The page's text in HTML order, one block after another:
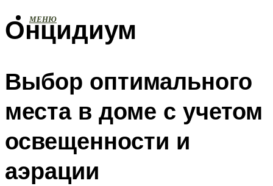
МЕНЮ
Онцидиум
Выбор оптимального
места в доме с учетом
освещенности и
аэрации